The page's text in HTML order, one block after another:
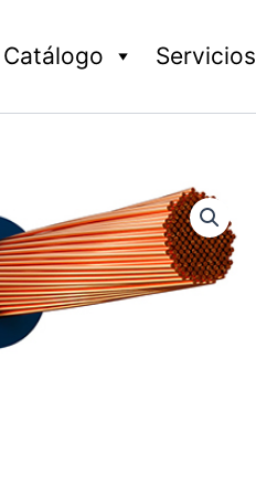
Catálogo Servicios